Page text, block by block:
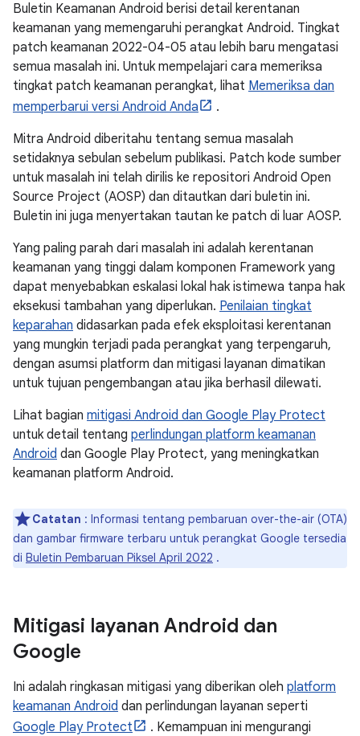
Buletin Keamanan Android berisi detail kerentanan
keamanan yang memengaruhi perangkat Android. Tingkat
patch keamanan 2022-04-05 atau lebih baru mengatasi
semua masalah ini. Untuk mempelajari cara memeriksa
tingkat patch keamanan perangkat, lihat Memeriksa dan
memperbarui versi Android Anda
.
Mitra Android diberitahu tentang semua masalah
setidaknya sebulan sebelum publikasi. Patch kode sumber
untuk masalah ini telah dirilis ke repositori Android Open
Source Project (AOSP) dan ditautkan dari buletin ini.
Buletin ini juga menyertakan tautan ke patch di luar AOSP.
Yang paling parah dari masalah ini adalah kerentanan
keamanan yang tinggi dalam komponen Framework yang
dapat menyebabkan eskalasi lokal hak istimewa tanpa hak
eksekusi tambahan yang diperlukan. Penilaian tingkat
keparahan didasarkan pada efek eksploitasi kerentanan
yang mungkin terjadi pada perangkat yang terpengaruh,
dengan asumsi platform dan mitigasi layanan dimatikan
untuk tujuan pengembangan atau jika berhasil dilewati.
Lihat bagian mitigasi Android dan Google Play Protect
untuk detail tentang perlindungan platform keamanan
Android dan Google Play Protect, yang meningkatkan
keamanan platform Android.
Catatan : Informasi tentang pembaruan over-the-air (OTA)
dan gambar firmware terbaru untuk perangkat Google tersedia
di Buletin Pembaruan Piksel April 2022 .
Mitigasi layanan Android dan
Google
Ini adalah ringkasan mitigasi yang diberikan oleh platform
keamanan Android dan perlindungan layanan seperti
Google Play Protect
. Kemampuan ini mengurangi